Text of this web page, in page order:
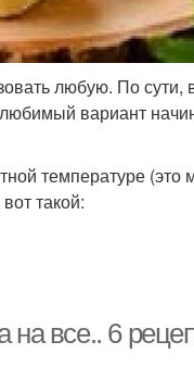
любую. По
вариант
температуре (это
такой:
на все.. 6